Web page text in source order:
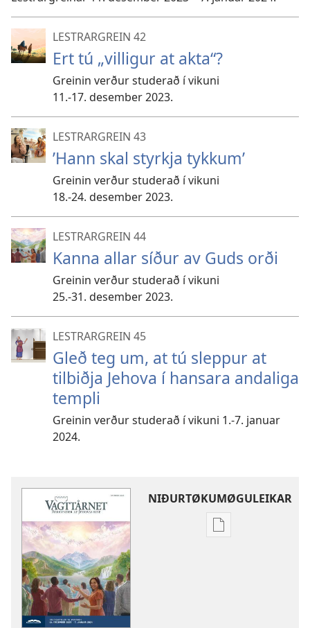
LESTRARGREIN 42
Ert tú „villigur at akta“?
Greinin verður studerað í vikuni
11.-17. desember 2023.
LESTRARGREIN 43
’Hann skal styrkja tykkum’
Greinin verður studerað í vikuni
18.-24. desember 2023.
LESTRARGREIN 44
Kanna allar síður av Guds orði
Greinin verður studerað í vikuni
25.-31. desember 2023.
LESTRARGREIN 45
Gleð teg um, at tú sleppur at
tilbiðja Jehova í hansara andaliga
templi
Greinin verður studerað í vikuni 1.-7. januar
2024.
NIÐURTØKUMØGULEIKAR
Stillingar